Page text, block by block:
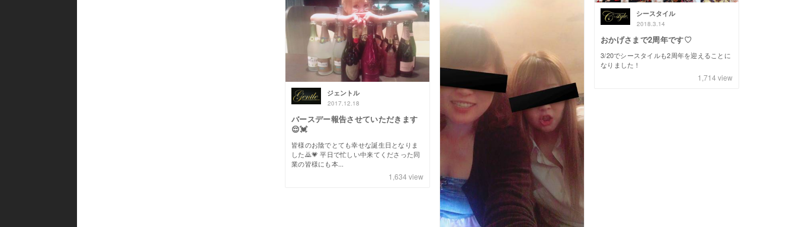
シースタイル
2018.3.14
おかげさまで2周年です♡
3/20でシースタイルも2周年を迎えることに
なりました！
1,714 view
ジェントル
2017.12.18
バースデー報告させていただきます
😌💓
皆様のお陰でとても幸せな誕生日となりま
した🙇💗 平日で忙しい中来てくださった同
業の皆様にも本...
1,634 view